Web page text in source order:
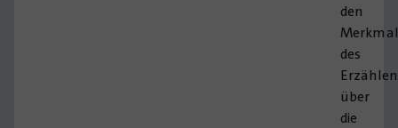
den
des
über
die